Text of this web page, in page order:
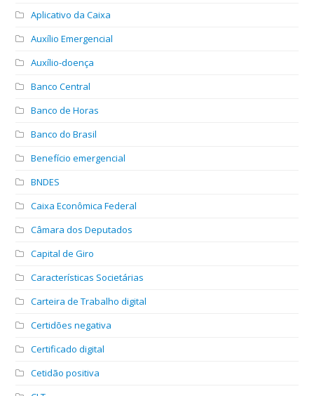
Aplicativo da Caixa
Auxílio Emergencial
Auxílio-doença
Banco Central
Banco de Horas
Banco do Brasil
Benefício emergencial
BNDES
Caixa Econômica Federal
Câmara dos Deputados
Capital de Giro
Características Societárias
Carteira de Trabalho digital
Certidões negativa
Certificado digital
Cetidão positiva